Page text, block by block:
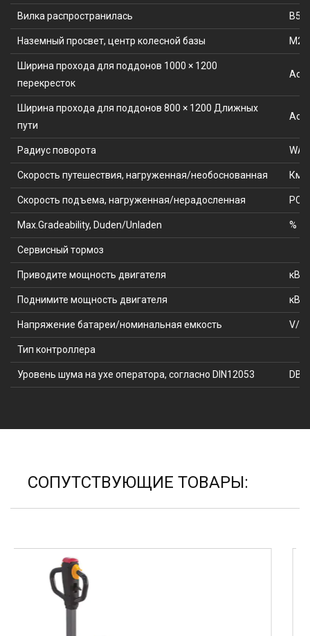
Вилка распространилась B5
Наземный просвет, центр колесной базы M2
Ширина прохода для поддонов 1000 × 1200
перекресток
Аст
Ширина прохода для поддонов 800 × 1200 Длижных
пути
Аст
Радиус поворота WA
Скорость путешествия, нагруженная/необоснованная Км/
Скорость подъема, нагруженная/нерадосленная РС
Max.Gradeability, Duden/Unladen %
Сервисный тормоз
Приводите мощность двигателя кВт
Поднимите мощность двигателя кВт
Напряжение батареи/номинальная емкость V/
Тип контроллера
Уровень шума на ухе оператора, согласно DIN12053 DB
СОПУТСТВУЮЩИЕ ТОВАРЫ: